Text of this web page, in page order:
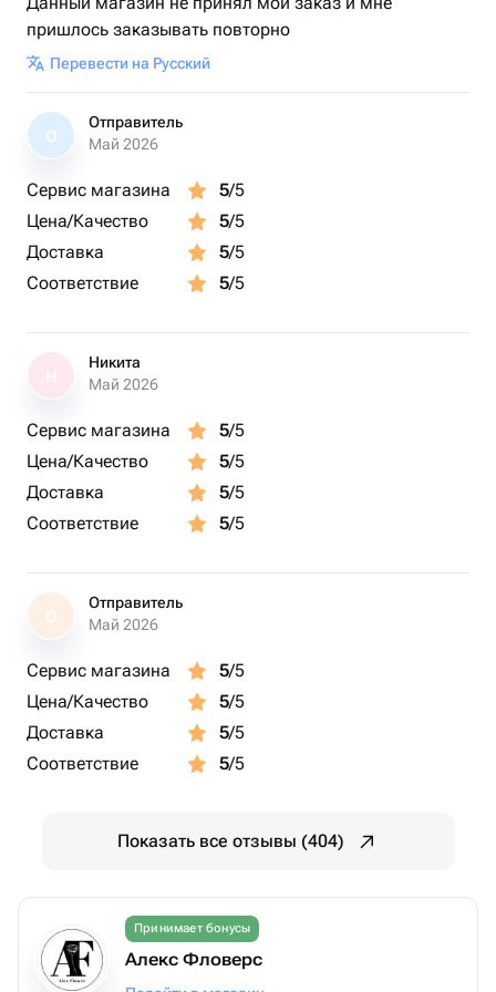
пришлось заказывать повторно
Перевести на Русский
О
Отправитель
Май 2026
Сервис магазина 5/5
Цена/Качество
5/5
Доставка
5/5
Соответствие
5/5
Никита
Май 2026
Сервис магазина 5/5
Цена/Качество
5/5
Доставка
5/5
Соответствие
5/5
О
Отправитель
Май 2026
Сервис магазина 5/5
Цена/Качество
5/5
Доставка
5/5
Соответствие
5/5
Показать все отзывы (404)
Принимает бонусы
Алекс Фловерс